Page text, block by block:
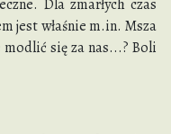
Dla zmarłych czas
jest właśnie m.in. Msza
się za nas...? Boli